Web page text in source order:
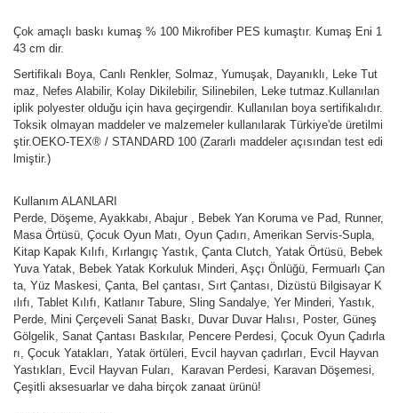
Çok amaçlı baskı kumaş % 100 Mikrofiber PES kumaştır. Kumaş Eni 1
43 cm dir.
Sertifikalı Boya, Canlı Renkler, Solmaz, Yumuşak, Dayanıklı, Leke Tut
maz, Nefes Alabilir, Kolay Dikilebilir, Silinebilen, Leke tutmaz.Kullanılan
iplik polyester olduğu için hava geçirgendir. Kullanılan boya sertifikalıdır.
Toksik olmayan maddeler ve malzemeler kullanılarak Türkiye'de üretilmi
ştir.OEKO-TEX® / STANDARD 100 (Zararlı maddeler açısından test edi
lmiştir.)
Kullanım ALANLARI
Perde, Döşeme, Ayakkabı, Abajur , Bebek Yan Koruma ve Pad, Runner,
Masa Örtüsü, Çocuk Oyun Matı, Oyun Çadırı, Amerikan Servis-Supla,
Kitap Kapak Kılıfı, Kırlangıç Yastık, Çanta Clutch, Yatak Örtüsü, Bebek
Yuva Yatak, Bebek Yatak Korkuluk Minderi, Aşçı Önlüğü, Fermuarlı Çan
ta, Yüz Maskesi, Çanta, Bel çantası, Sırt Çantası, Dizüstü Bilgisayar K
ılıfı, Tablet Kılıfı, Katlanır Tabure, Sling Sandalye, Yer Minderi, Yastık,
Perde, Mini Çerçeveli Sanat Baskı, Duvar Duvar Halısı, Poster, Güneş
Gölgelik, Sanat Çantası Baskılar, Pencere Perdesi, Çocuk Oyun Çadırla
rı, Çocuk Yatakları, Yatak örtüleri, Evcil hayvan çadırları, Evcil Hayvan
Yastıkları, Evcil Hayvan Fuları, Karavan Perdesi, Karavan Döşemesi,
Çeşitli aksesuarlar ve daha birçok zanaat ürünü!